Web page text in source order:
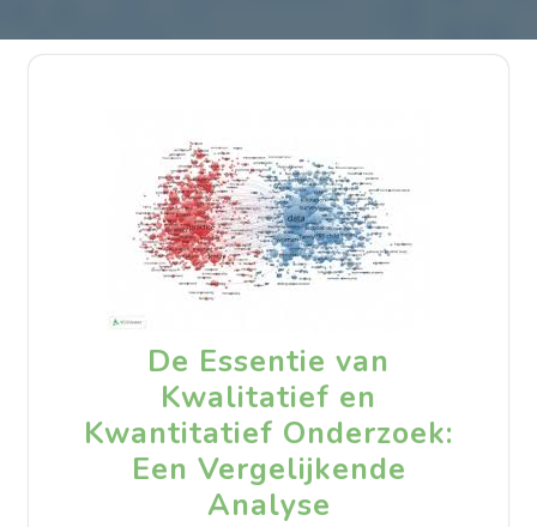
De Essentie van
Kwalitatief en
Kwantitatief Onderzoek:
Een Vergelijkende
Analyse